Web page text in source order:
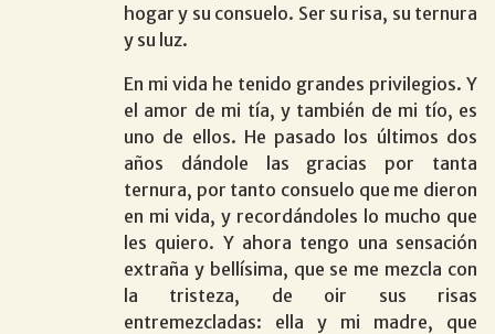
hogar y su consuelo. Ser su risa, su ternura
y su luz.
En mi vida he tenido grandes privilegios. Y
el amor de mi tía, y también de mi tío, es
uno de ellos. He pasado los últimos dos
años dándole las gracias por tanta
ternura, por tanto consuelo que me dieron
en mi vida, y recordándoles lo mucho que
les quiero. Y ahora tengo una sensación
extraña y bellísima, que se me mezcla con
la tristeza, de oir sus risas
entremezcladas: ella y mi madre, que